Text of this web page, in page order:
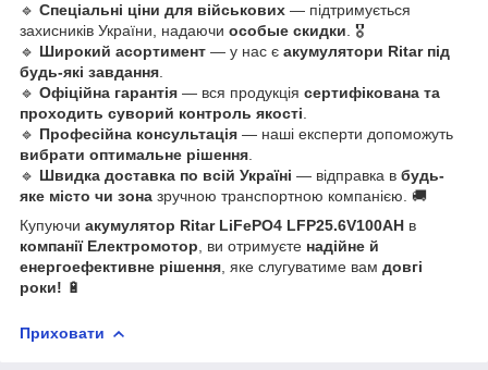
🔹 Спеціальні ціни для військових — підтримується
захисників України, надаючи особые скидки . 🎖
🔹 Широкий асортимент — у нас є акумулятори Ritar під
будь-які завдання
🔹 Офіційна гарантія — вся продукція сертифікована та
проходить суворий контроль якості
🔹 Професійна консультація — наші експерти допоможуть
вибрати оптимальне рішення
🔹 Швидка доставка по всій Україні — відправка в будь-
яке місто чи зона зручною транспортною компанією. 🚚
Купуючи акумулятор Ritar LiFePO4 LFP25.6V100AH в
компанії Електромотор , ви отримуєте надійне й
енергоефективне рішення , яке слугуватиме вам довгі
роки! 🔋
Приховати